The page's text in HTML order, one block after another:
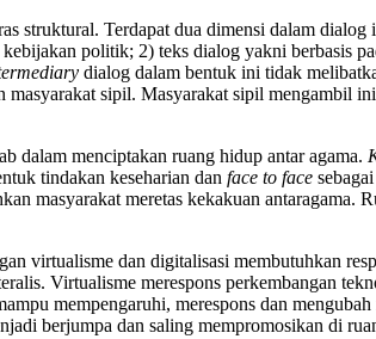
struktural. Terdapat dua dimensi dalam
politik; 2) teks dialog yakni berbasis
dialog dalam bentuk ini tidak
sipil. Masyarakat sipil mengambil
dalam menciptakan ruang hidup antar agama.
tindakan keseharian dan face to face
masyarakat meretas kekakuan antaragama.
virtualisme dan digitalisasi membutuhkan
Virtualisme merespons perkembangan
mempengaruhi, merespons dan
berjumpa dan saling mempromosikan di